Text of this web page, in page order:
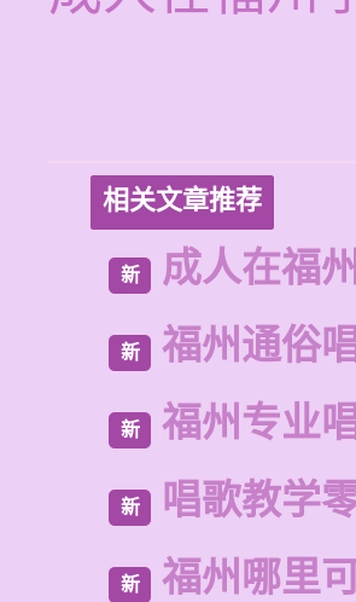
相关文章推荐
新 成人在福
新 福州通俗
新 福州专业
新 唱歌教学
新 福州哪里